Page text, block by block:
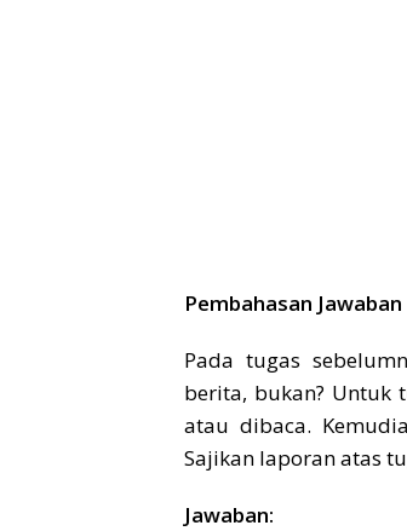
Pembahasan
Pada tugas
berita, bukan? Untuk
atau dibaca.
Sajikan laporan atas
Jawaban: